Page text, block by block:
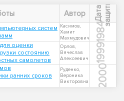
Автор Д
а
т
а
з
а
щ
и
т ы
систем Касимов,
Хамит
Махмудович
1984
оценки
состоянию
самолетов
Орлов,
Вячеслав
Алексеевич
1999
ранних сроков
Руденко,
Вероника
Викторовна
2000